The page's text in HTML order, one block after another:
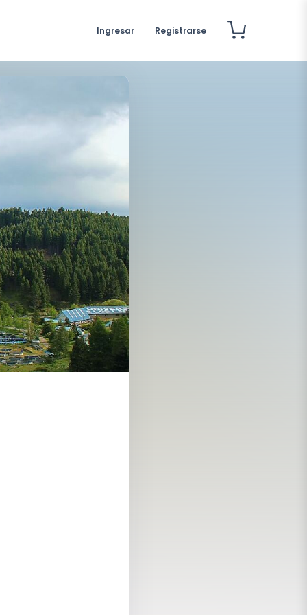
Ingresar Registrarse